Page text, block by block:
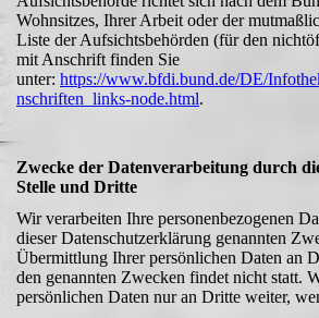
Wohnsitzes, Ihrer Arbeit oder der
Liste der Aufsichtsbehörden (für den
mit Anschrift finden Sie
unter: https://www.bfdi.bund.de/DE/
nschriften_links-node.html.
Zwecke der Datenverarbeitung durch
Stelle und Dritte
Wir verarbeiten Ihre personenbezogenen
dieser Datenschutzerklärung genannten
Übermittlung Ihrer persönlichen Daten an
den genannten Zwecken findet nicht statt.
persönlichen Daten nur an Dritte weiter,